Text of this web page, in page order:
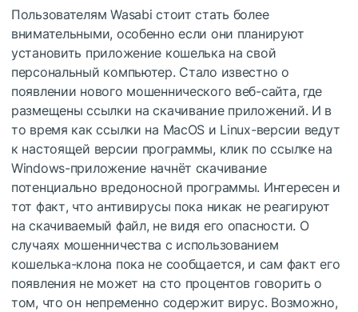
Пользователям Wasabi стоит стать более
внимательными, особенно если они планируют
установить приложение кошелька на свой
персональный компьютер. Стало известно о
появлении нового мошеннического веб-сайта, где
размещены ссылки на скачивание приложений. И в
то время как ссылки на MacOS и Linux-версии ведут
к настоящей версии программы, клик по ссылке на
Windows-приложение начнёт скачивание
потенциально вредоносной программы. Интересен и
тот факт, что антивирусы пока никак не реагируют
на скачиваемый файл, не видя его опасности. О
случаях мошенничества с использованием
кошелька-клона пока не сообщается, и сам факт его
появления не может на сто процентов говорить о
том, что он непременно содержит вирус. Возможно,